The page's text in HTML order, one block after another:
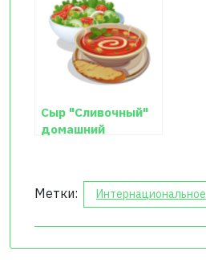
Сыр "Сливочный"
домашний
Метки: Интернациональное